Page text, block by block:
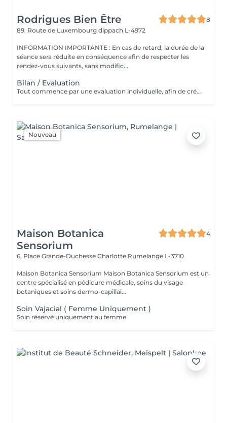
Rodrigues Bien Être
8
89, Route de Luxembourg dippach L-4972
INFORMATION IMPORTANTE : En cas de retard, la durée de la
séance sera réduite en conséquence afin de respecter les
rendez-vous suivants, sans modific...
Bilan / Evaluation
Tout commence par une evaluation individuelle, afin de créer un accompagnement unique axé sur le confort, l'estimede soi et la qualité de vie.
Nouveau
Maison Botanica
Sensorium
4
6, Place Grande-Duchesse Charlotte Rumelange L-3710
Maison Botanica Sensorium Maison Botanica Sensorium est un
centre spécialisé en pédicure médicale, soins du visage
botaniques et soins dermo-capillai...
Soin Vajacial ( Femme Uniquement )
Soin réservé uniquement au femme